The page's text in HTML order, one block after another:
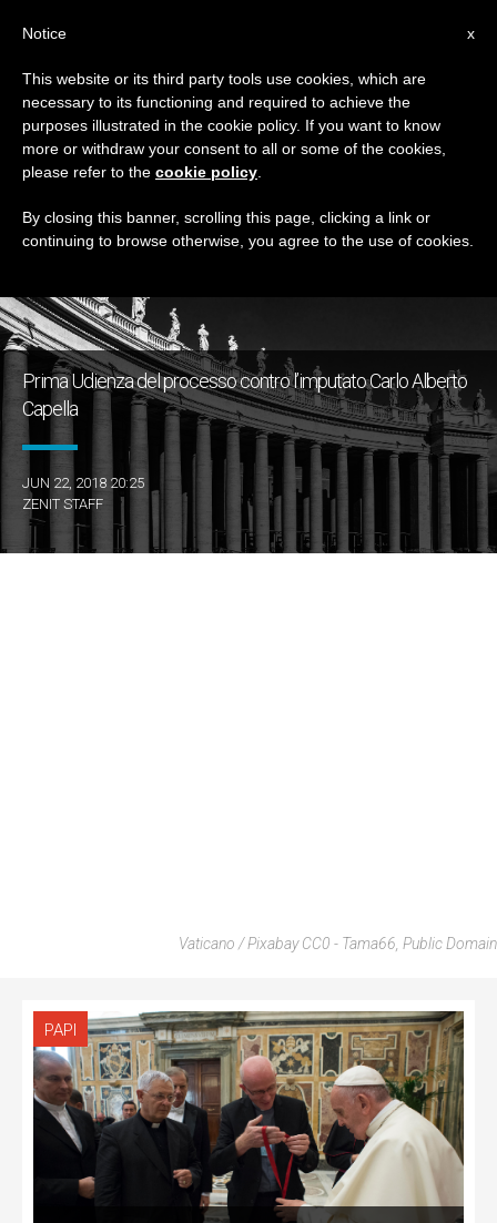
GIORNO
Giugno 22nd, 2018
ULTIME NOTIZIE
Prima Udienza del processo contro l’imputato Carlo Alberto
Capella
JUN 22, 2018 20:25
ZENIT STAFF
Vaticano / Pixabay CC0 - Tama66, Public Domain
PAPI
x
Notice
This website or its third party tools use cookies, which are
necessary to its functioning and required to achieve the
purposes illustrated in the cookie policy. If you want to know
more or withdraw your consent to all or some of the cookies,
please refer to the cookie policy
By closing this banner, scrolling this page, clicking a link or
continuing to browse otherwise, you agree to the use of cookies.